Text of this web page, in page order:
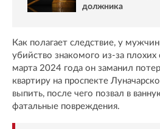
должника
Как полагает следствие, у
убийство знакомого из-за
марта 2024 года он заманил
квартиру на проспекте
выпить, после чего позвал в
фатальные повреждения.